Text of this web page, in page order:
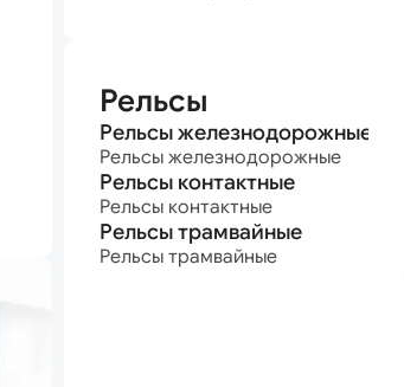
Рельсы
Рельсы железнодорожные
Рельсы железнодорожные
Рельсы контактные
Рельсы контактные
Рельсы трамвайные
Рельсы трамвайные